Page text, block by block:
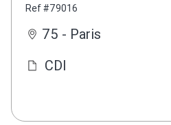
Ref #79016
75 - Paris
CDI